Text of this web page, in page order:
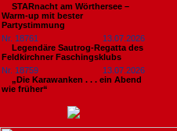
STARnacht am Wörthersee –
Warm-up mit bester
Partystimmung
Nr. 18761
13.07.2026
Legendäre Sautrog-Regatta des
Feldkirchner Faschingsklubs
Nr. 18759
13.07.2026
„Die Karawanken . . . ein Abend
wie früher“